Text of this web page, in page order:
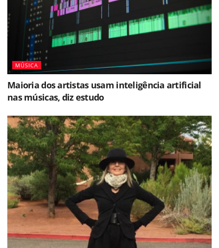
MÚSICA
Maioria dos artistas usam inteligência artificial
nas músicas, diz estudo